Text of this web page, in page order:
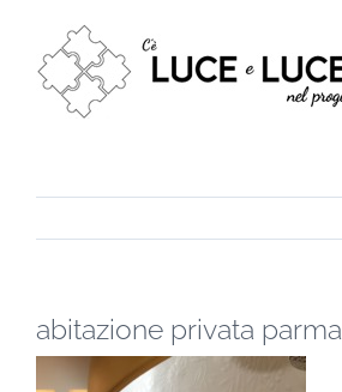
contenuto
abitazione privata parma